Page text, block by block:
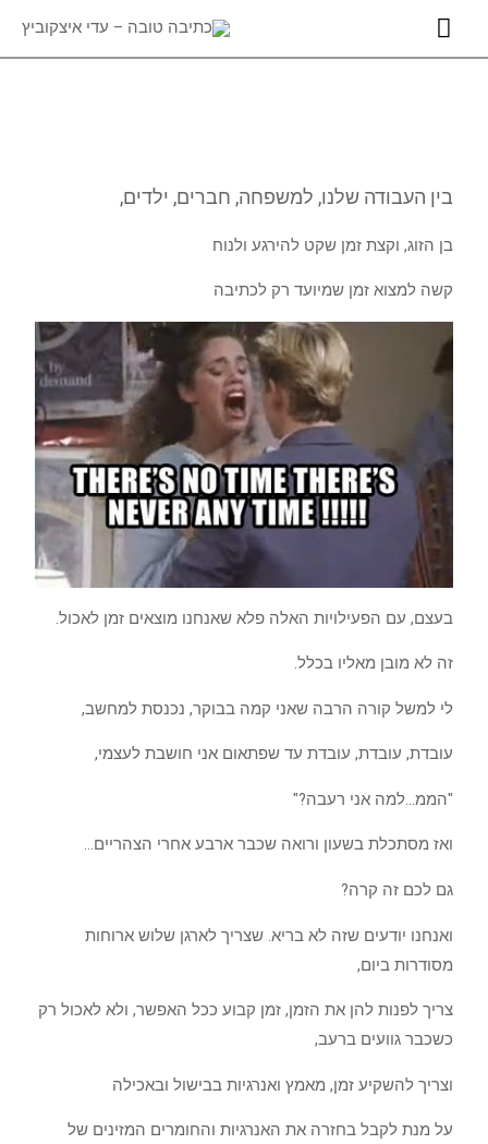
תפריט
בין העבודה שלנו, למשפחה, חברים, ילדים,
בן הזוג, וקצת זמן שקט להירגע ולנוח
קשה למצוא זמן שמיועד רק לכתיבה
בעצם, עם הפעילויות האלה פלא שאנחנו מוצאים זמן לאכול.
זה לא מובן מאליו בכלל.
לי למשל קורה הרבה שאני קמה בבוקר, נכנסת למחשב,
עובדת, עובדת, עובדת עד שפתאום אני חושבת לעצמי,
"הממ…למה אני רעבה?"
ואז מסתכלת בשעון ורואה שכבר ארבע אחרי הצהריים…
גם לכם זה קרה?
ואנחנו יודעים שזה לא בריא. שצריך לארגן שלוש ארוחות
מסודרות ביום,
צריך לפנות להן את הזמן, זמן קבוע ככל האפשר, ולא לאכול רק
כשכבר גוועים ברעב,
וצריך להשקיע זמן, מאמץ ואנרגיות בבישול ובאכילה
על מנת לקבל בחזרה את האנרגיות והחומרים המזינים של